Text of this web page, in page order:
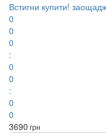
Встигни купити!
0
0
0
:
0
0
:
0
0
3690 грн